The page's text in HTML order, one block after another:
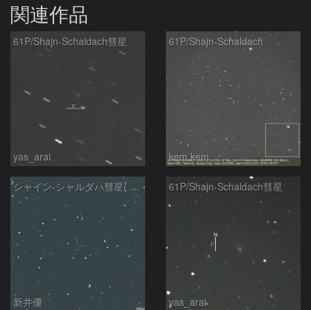
関連作品
61P/Shajn-Schaldach彗星
yas_arai
61P/Shajn-Schaldach
kem.kem
シャイン-シャルダハ彗星( 61P ) : 2022/11/25
新井優
61P/Shajn-Schaldach彗星
yas_arai